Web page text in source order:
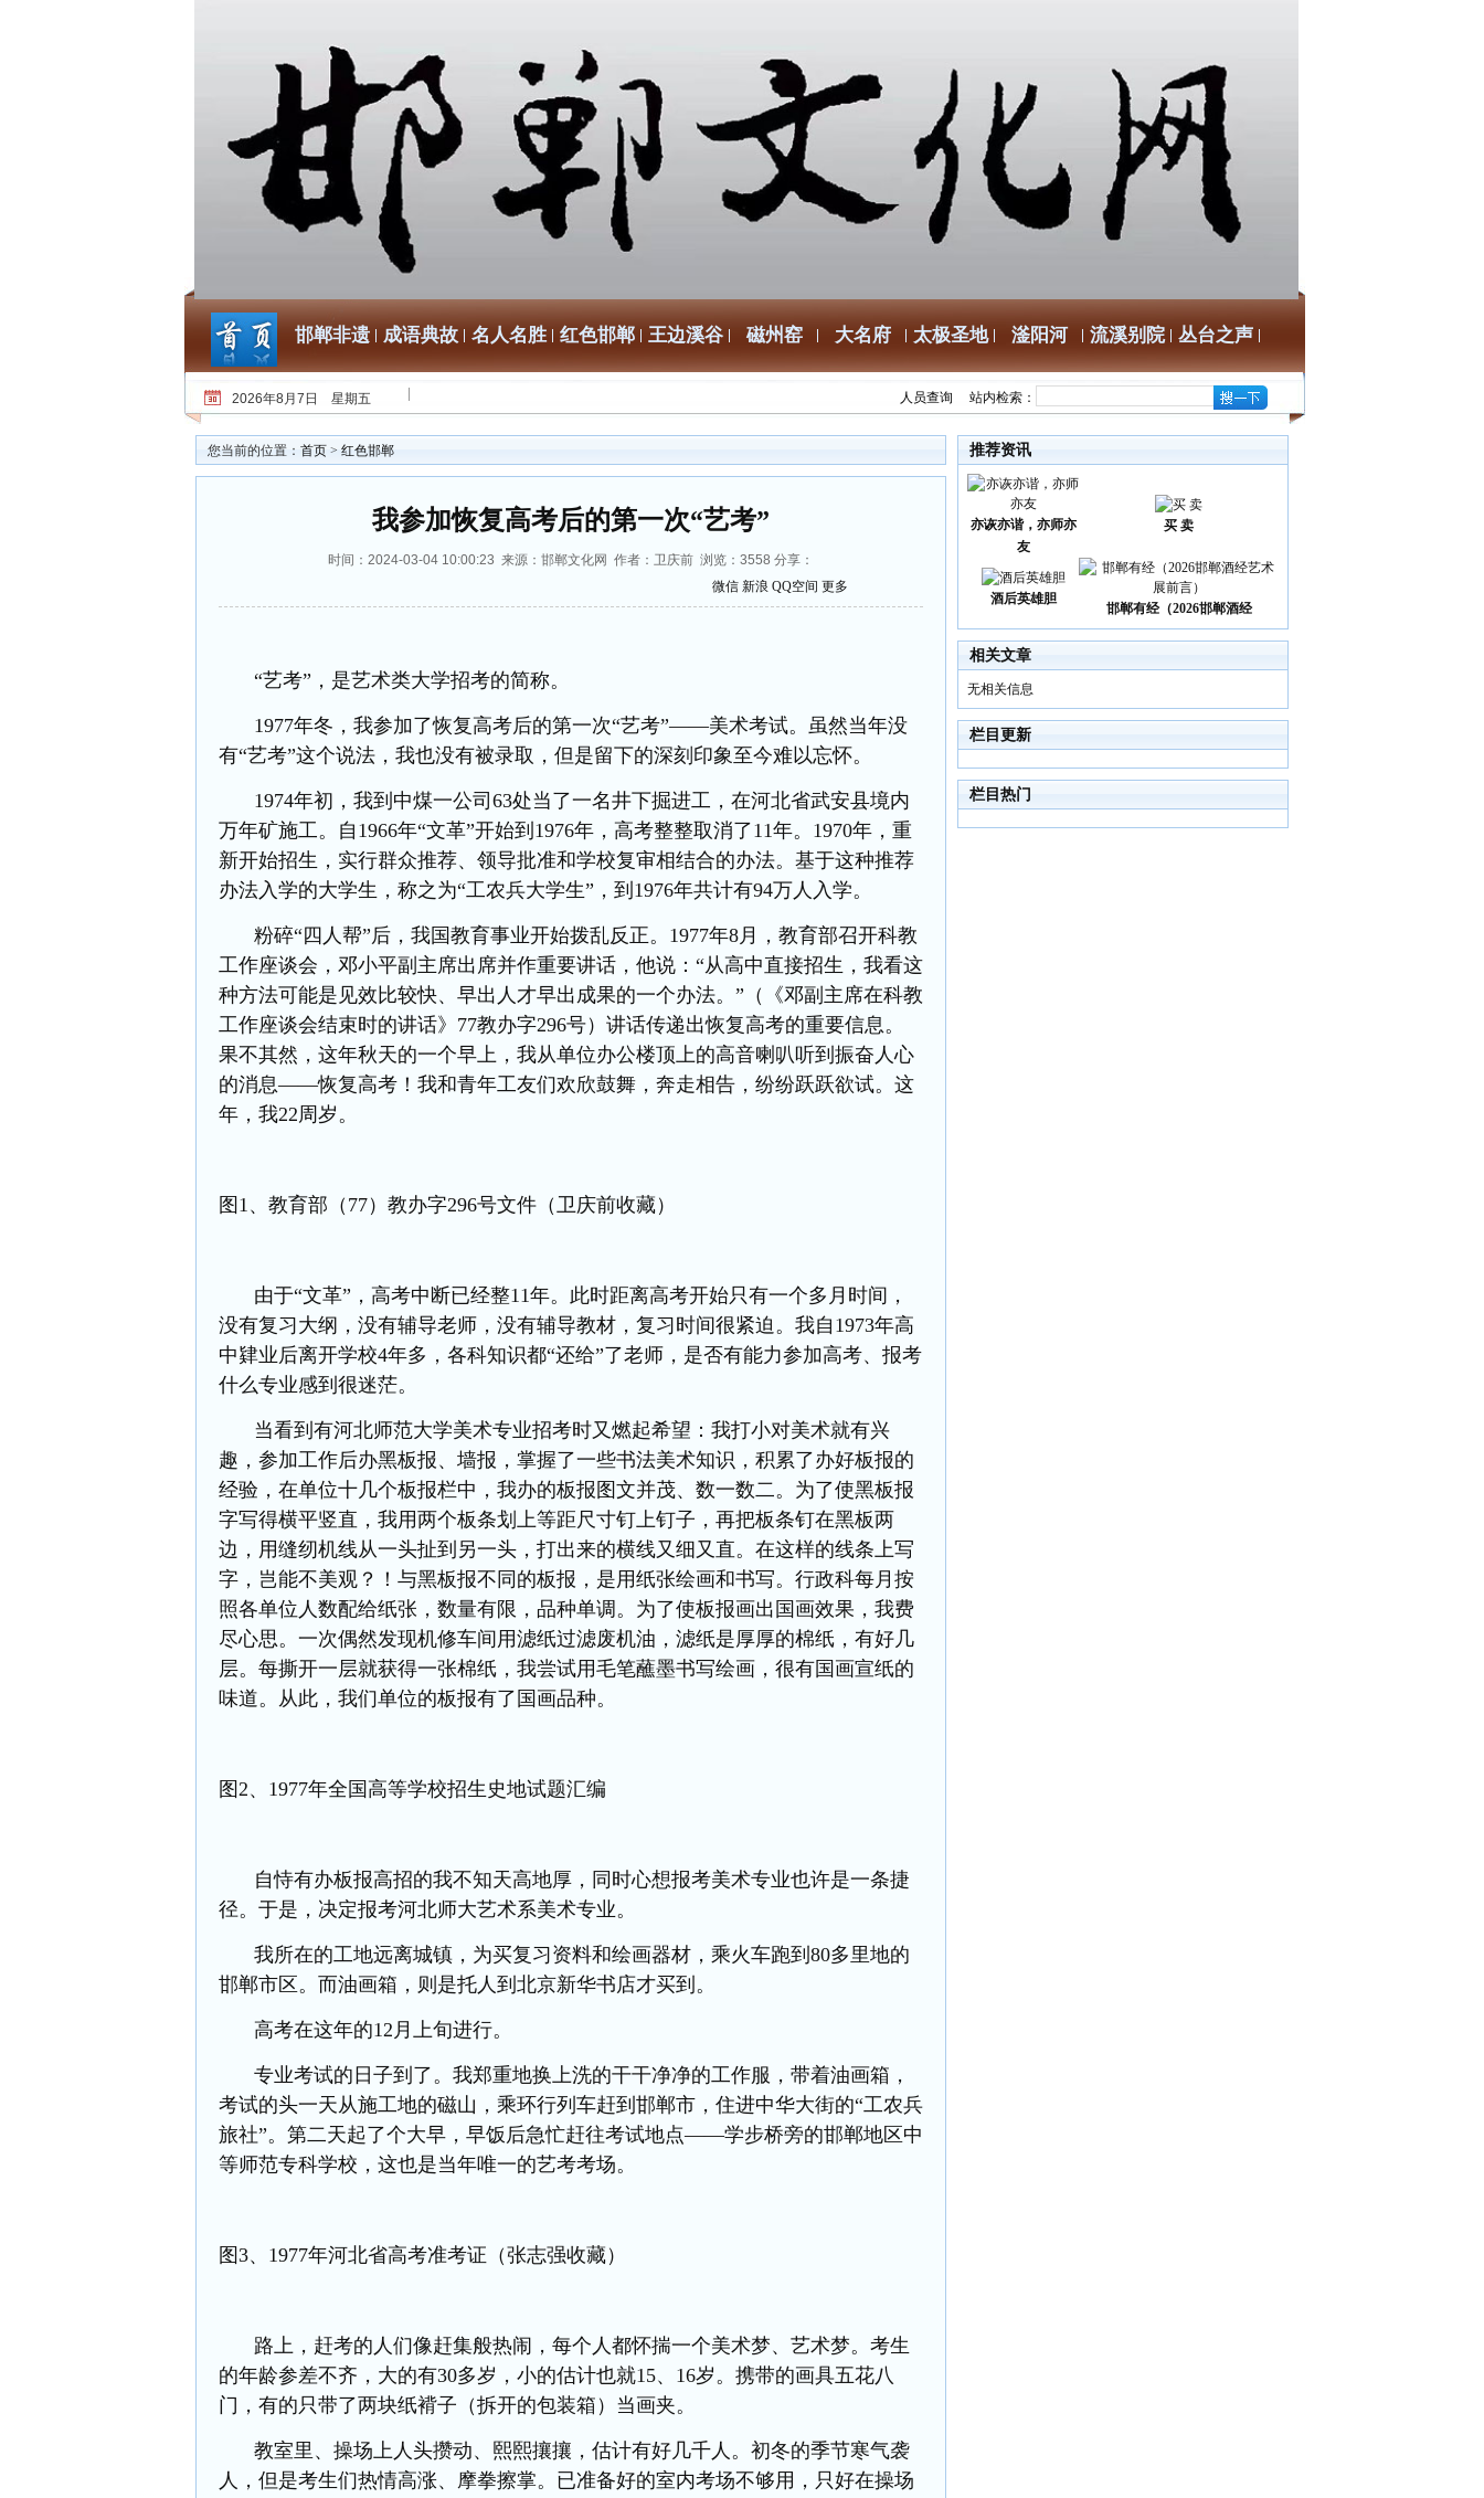
邯郸非遗 成语典故 名人名胜 红色邯郸 王边溪谷 磁州窑 大名府 太极圣地 滏阳河 流溪别院 丛台之声
2026年8月7日 星期五 人员查询 站内检索：
您当前的位置： 首页 > 红色邯郸
我参加恢复高考后的第一次“艺考”
时间：2024-03-04 10:00:23 来源：邯郸文化网 作者：卫庆前 浏览： 3558 分享：
微信 新浪 QQ空间 更多
“艺考”，是艺术类大学招考的简称。
1977年冬，我参加了恢复高考后的第一次“艺考”——美术考试。虽然当年没
有“艺考”这个说法，我也没有被录取，但是留下的深刻印象至今难以忘怀。
1974年初，我到中煤一公司63处当了一名井下掘进工，在河北省武安县境内
万年矿施工。自1966年“文革”开始到1976年，高考整整取消了11年。1970年，重
新开始招生， 实行群众推荐、领导批准和学校复审相结合的办法。基于这种推荐
办法入学的大学生， 称之为“工农兵大学生”， 到 1976年共计有94万人入学。
粉碎“四人帮”后，我国教育事业开始拨乱反正。1977年8月，教育部召开科教
工作座谈会，邓小平副主席出席并作重要讲话，他说：“从高中直接招生，我看这
种方法可能是见效比较快、早出人才早出成果的一个办法。”（《邓副主席在科教
工作座谈会结束时的讲话》 77教办字296号）讲话传递出恢复高考的重要信息。
果不其然，这年秋天的一个早上，我从单位办公楼顶上的高音喇叭听到振奋人心
的消息——恢复高考！我和青年工友们欢欣鼓舞，奔走相告，纷纷跃跃欲试。这
年，我22周岁。
图 1、教育部（77）教办字296号文件（卫庆前收藏）
由于“文革”，高考中断已经整11年。此时距离高考开始只有一个多月时间，
没有复习大纲，没有辅导老师，没有辅导教材，复习时间很紧迫。我自1973年高
中肄业后离开学校4年多，各科知识都“还给”了老师，是否有能力参加高考、报考
什么专业感到很迷茫。
当看到有河北师范大学美术专业招考时又燃起希望：我打小对美术就有兴
趣，参加工作后办黑板报、墙报，掌握了一些书法美术知识，积累了办好板报的
经验，在单位十几个板报栏中，我办的板报图文并茂、数一数二。为了使黑板报
字写得横平竖直，我用两个板条划上等距尺寸钉上钉子，再把板条钉在黑板两
边，用缝纫机线从一头扯到另一头，打出来的横线又细又直。在这样的线条上写
字，岂能不美观？！与黑板报不同的板报，是用纸张绘画和书写。行政科每月按
照各单位人数配给纸张，数量有限，品种单调。为了使板报画出国画效果，我费
尽心思。一次偶然发现机修车间用滤纸过滤废机油，滤纸是厚厚的棉纸，有好几
层。每撕开一层就获得一张棉纸，我尝试用毛笔蘸墨书写绘画，很有国画宣纸的
味道。从此，我们单位的板报有了国画品种。
图 2、1977年全国高等学校招生史地试题汇编
自恃有办板报高招的我不知天高地厚，同时心想报考美术专业也许是一条捷
径。于是，决定报考河北师大艺术系美术专业。
我所在的工地远离城镇，为买复习资料和绘画器材，乘火车跑到 80多里地的
邯郸市区。而油画箱，则是托人到北京新华书店才买到。
高考在这年的12月上旬进行。
专业考试的日子到了。我郑重地换上洗的干干净净的工作服，带着油画箱，
考试的头一天从施工地的磁山，乘环行列车赶到邯郸市，住进中华大街的“工农兵
旅社”。第二天起了个大早，早饭后急忙赶往考试地点——学步桥旁的邯郸地区中
等师范专科学校，这也是当年唯一的艺考考场。
图 3、1977年河北省高考准考证（张志强收藏）
路上，赶考的人们像赶集般热闹，每个人都怀揣一个美术梦、艺术梦。考生
的年龄参差不齐，大的有30多岁，小的估计也就15、16岁。携带的画具五花八
门，有的只带了两块纸褙子（拆开的包装箱）当画夹。
教室里、操场上人头攒动、熙熙攘攘，估计有好几千人。初冬的季节寒气袭
人，但是考生们热情高涨、摩拳擦掌。已准备好的室内考场不够用，只好在操场
推荐资讯
亦诙亦谐，亦师亦
友
买 卖
酒后英雄胆
邯郸有经（2026邯郸酒经
相关文章
无相关信息
栏目更新
栏目热门